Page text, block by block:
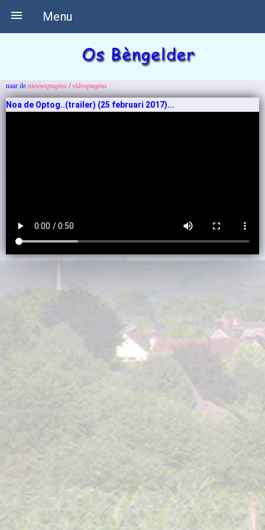
Menu

naar de nieuwspagina/videopagina
Noa de Optog..(trailer) (25 februari 2017)...